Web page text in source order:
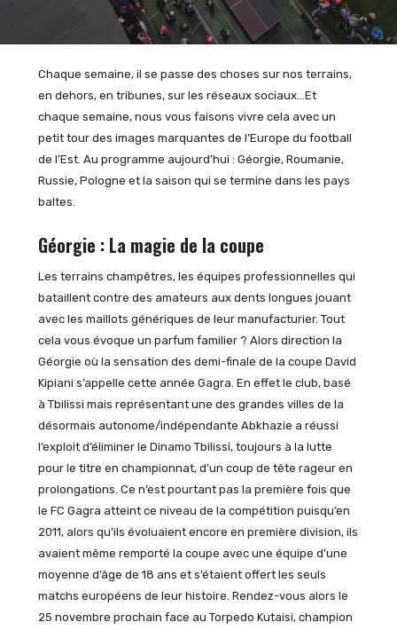
Chaque semaine, il se passe des choses sur nos terrains,
en dehors, en tribunes, sur les réseaux sociaux…Et
chaque semaine, nous vous faisons vivre cela avec un
petit tour des images marquantes de l’Europe du football
de l’Est. Au programme aujourd’hui : Géorgie, Roumanie,
Russie, Pologne et la saison qui se termine dans les pays
baltes.
Géorgie : La magie de la coupe
Les terrains champêtres, les équipes professionnelles qui
bataillent contre des amateurs aux dents longues jouant
avec les maillots génériques de leur manufacturier. Tout
cela vous évoque un parfum familier ? Alors direction la
Géorgie où la sensation des demi-finale de la coupe David
Kipiani s’appelle cette année Gagra. En effet le club, basé
à Tbilissi mais représentant une des grandes villes de la
désormais autonome/indépendante Abkhazie a réussi
l’exploit d’éliminer le Dinamo Tbilissi, toujours à la lutte
pour le titre en championnat, d’un coup de tête rageur en
prolongations. Ce n’est pourtant pas la première fois que
le FC Gagra atteint ce niveau de la compétition puisqu’en
2011, alors qu’ils évoluaient encore en première division, ils
avaient même remporté la coupe avec une équipe d’une
moyenne d’âge de 18 ans et s’étaient offert les seuls
matchs européens de leur histoire. Rendez-vous alors le
25 novembre prochain face au Torpedo Kutaisi, champion